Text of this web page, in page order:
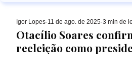
Otacílio Soares
reeleição como
Ígor Lopes 11 de ago. de 2025 3 min de